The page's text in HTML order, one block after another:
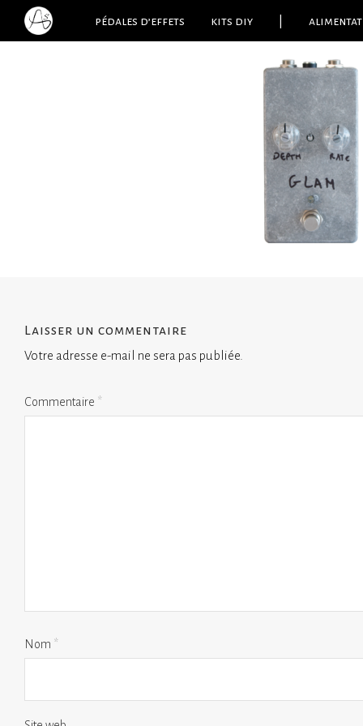
pédales d’effets kits diy
Laisser un commentaire
Votre adresse e-mail ne sera pas publiée.
Commentaire *
Nom *